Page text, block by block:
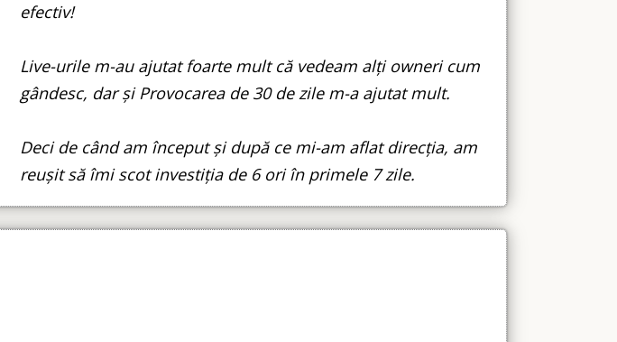
efectiv!
Live-urile m-au ajutat foarte mult că vedeam alți owneri cum
gândesc, dar și Provocarea de 30 de zile m-a ajutat mult.
Deci de când am început și după ce mi-am aflat direcția, am
reușit să îmi scot investiția de 6 ori în primele 7 zile.